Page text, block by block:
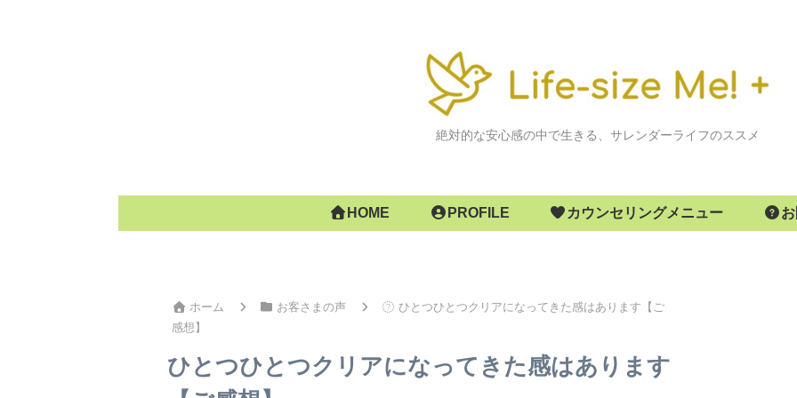
絶対的な安心感の中で生きる、サレンダーライフのススメ
HOME PROFILE カウンセリングメニュー
ホーム お客さまの声
ひとつひとつクリアになってきた感はあります【ご
感想】
ひとつひとつクリアになってきた感はあります